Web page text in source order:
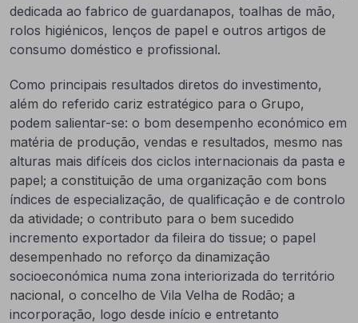
dedicada ao fabrico de guardanapos, toalhas de mão,
rolos higiénicos, lenços de papel e outros artigos de
consumo doméstico e profissional.
Como principais resultados diretos do investimento,
além do referido cariz estratégico para o Grupo,
podem salientar-se: o bom desempenho económico em
matéria de produção, vendas e resultados, mesmo nas
alturas mais difíceis dos ciclos internacionais da pasta e
papel; a constituição de uma organização com bons
índices de especialização, de qualificação e de controlo
da atividade; o contributo para o bem sucedido
incremento exportador da fileira do tissue; o papel
desempenhado no reforço da dinamização
socioeconómica numa zona interiorizada do território
nacional, o concelho de Vila Velha de Rodão; a
incorporação, logo desde início e entretanto